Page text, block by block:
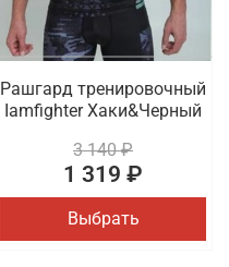
Рашгард тренировочный
Iamfighter Хаки&Черный
3 140 ₽
1 319 ₽
Выбрать